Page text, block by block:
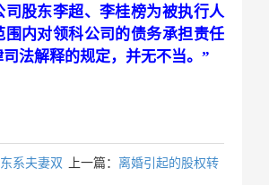
司股东李超、李桂榜为被执行人
围内对领科公司的债务承担责任
法解释的规定，并无不当。”
上一篇： 离婚引起的股权转
系夫妻双